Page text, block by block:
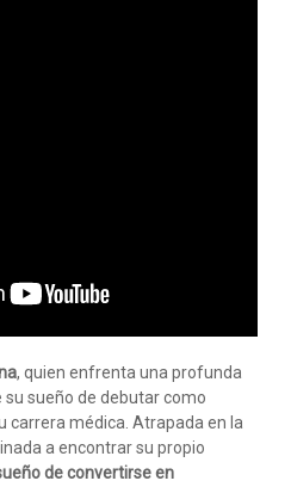
, quien enfrenta una profunda
su sueño de debutar como
carrera médica. Atrapada en la
a encontrar su propio
de convertirse en